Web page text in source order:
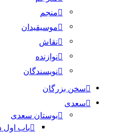
منجم
موسیقیدان
نقاش
نوازنده
نویسندگان
سخن بزرگان
سعدی
بوستان سعدی
باب اول